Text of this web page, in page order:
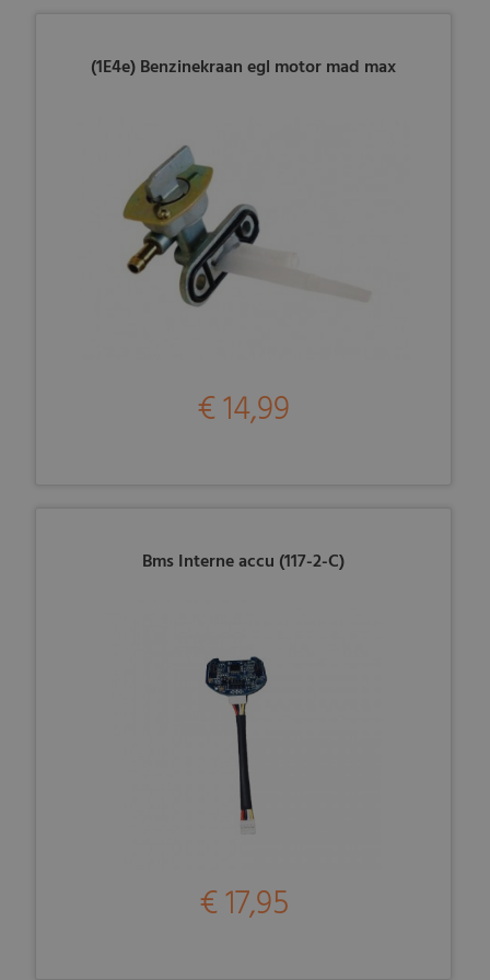
(1E4e) Benzinekraan egl motor mad max
€ 14,99
Bms Interne accu (117-2-C)
€ 17,95